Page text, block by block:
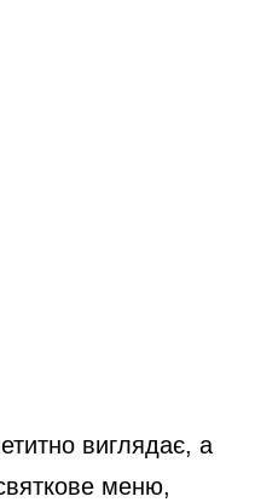
виглядає, а
меню,